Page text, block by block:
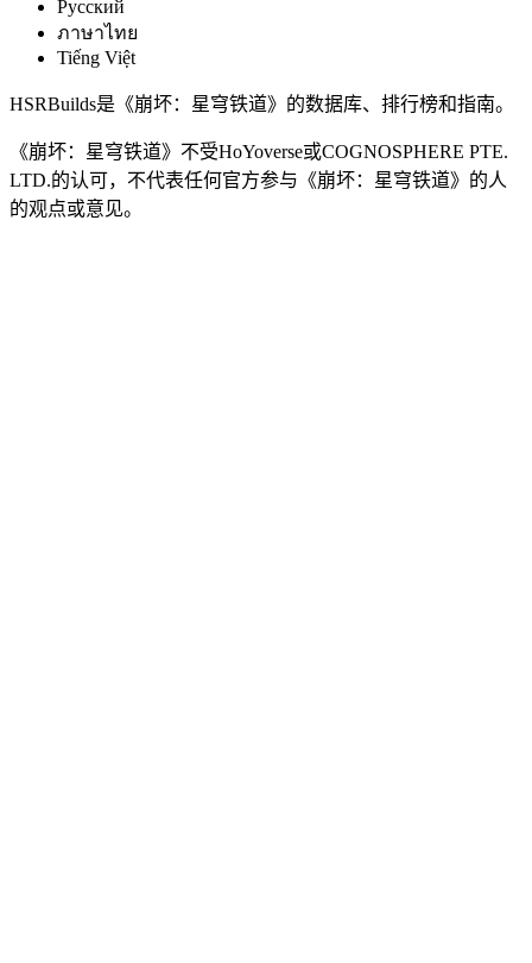
Pусский
ภาษาไทย
Tiếng Việt
HSRBuilds是《崩坏：星穹铁道》的数据库、排行榜和指南。
《崩坏：星穹铁道》不受HoYoverse或COGNOSPHERE PTE.
LTD.的认可，不代表任何官方参与《崩坏：星穹铁道》的人
的观点或意见。